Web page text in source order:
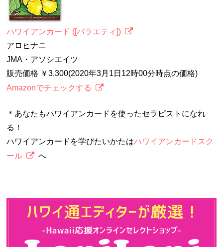
ハワイアンカード ([バラエティ])
アロヒナニ
JMA・アソシエイツ
販売価格 ￥3,300(2020年3月1日12時00分時点の価格)
Amazonでチェックする
＊あなたもハワイアンカードを使ったセラピストになれ
る！
ハワイアンカードを学びたいかたはハワイアンカードスク
ール
へ